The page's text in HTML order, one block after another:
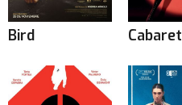
Bird Cabaret